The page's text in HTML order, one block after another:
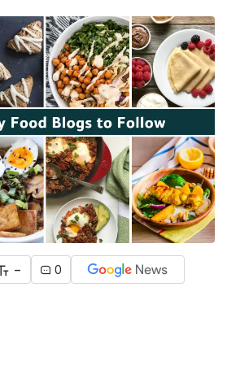
- 0